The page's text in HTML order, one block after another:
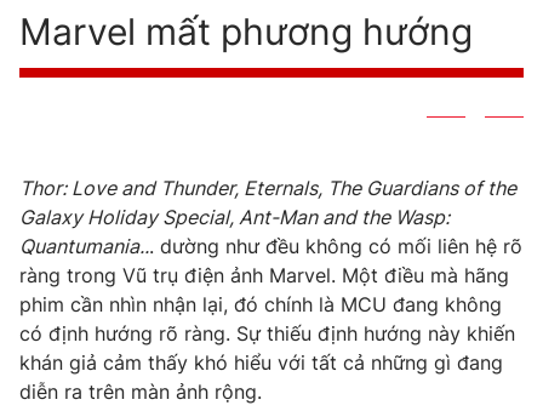
Marvel mất phương hướng
Thor: Love and Thunder, Eternals, The Guardians of the
Galaxy Holiday Special, Ant-Man and the Wasp:
Quantumania... dường như đều không có mối liên hệ rõ
ràng trong Vũ trụ điện ảnh Marvel. Một điều mà hãng
phim cần nhìn nhận lại, đó chính là MCU đang không
có định hướng rõ ràng. Sự thiếu định hướng này khiến
khán giả cảm thấy khó hiểu với tất cả những gì đang
diễn ra trên màn ảnh rộng.